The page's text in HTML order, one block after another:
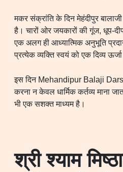
मकर संक्रांति के दिन मेहंदीपुर बालाजी
है। चारों ओर जयकारों की गूंज, धूप-
एक अलग ही आध्यात्मिक अनुभूति
प्रत्येक व्यक्ति स्वयं को एक दिव्य
इस दिन Mehandipur Balaji
करना न केवल धार्मिक कर्तव्य माना
भी एक सशक्त माध्यम है।
श्री श्याम